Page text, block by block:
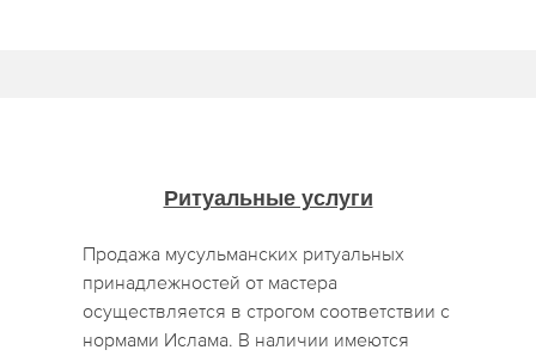
Ритуальные услуги
Продажа мусульманских ритуальных
принадлежностей от мастера
осуществляется в строгом соответствии с
нормами Ислама. В наличии имеются